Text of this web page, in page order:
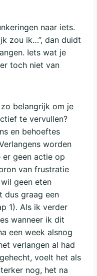
naar iets.
zou ik…”, dan duidt
Iets wat je
toch niet van
belangrijk om je
te vervullen?
en behoeftes
worden
er geen actie op
van frustratie
geen eten
dus graag een
1). Als ik verder
wanneer ik dit
een week alsnog
verlangen al had
voelt het als
nog, het na